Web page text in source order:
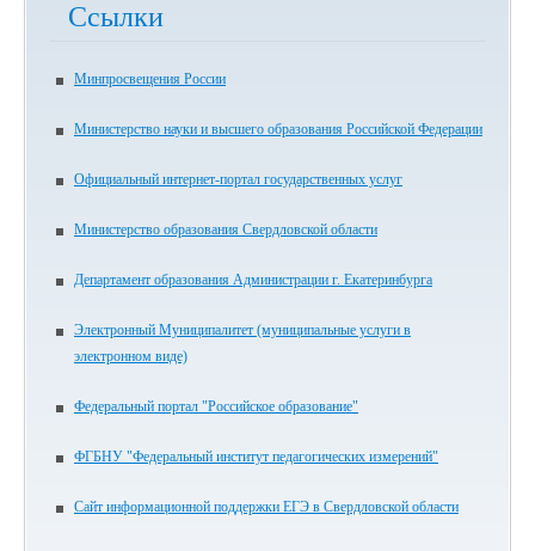
Ссылки
Минпросвещения России
Министерство науки и высшего образования Российской Федерации
Официальный интернет-портал государственных услуг
Министерство образования Свердловской области
Департамент образования Администрации г. Екатеринбурга
Электронный Муниципалитет (муниципальные услуги в
электронном виде)
Федеральный портал "Российское образование"
ФГБНУ "Федеральный институт педагогических измерений"
Сайт информационной поддержки ЕГЭ в Свердловской области